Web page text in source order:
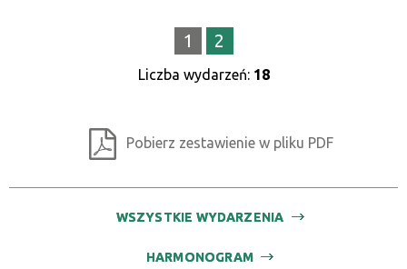
1 2
Liczba wydarzeń: 18
Pobierz zestawienie w pliku PDF
WSZYSTKIE WYDARZENIA
HARMONOGRAM